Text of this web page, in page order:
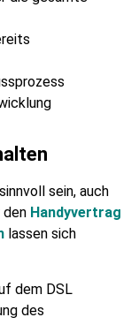
sein, auch
den Handyvertrag
lassen sich
dem DSL
des